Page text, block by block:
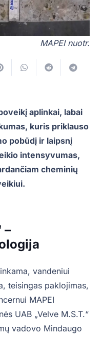
MAPEI nuotr.
aplinkai, labai
kuris priklauso
pobūdį ir laipsnį
intensyvumas,
cheminių
–
vandeniui
teisingas paklojimas,
MAPEI
UAB „Velve M.S.T.“
vadovo Mindaugo